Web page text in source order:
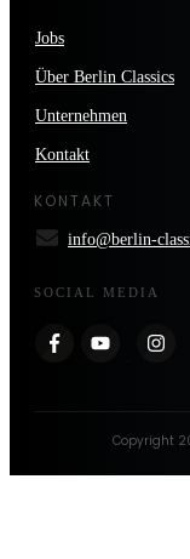
Jobs
Über Berlin Classics
Unternehmen
Kontakt
KONTAKT
info@berlin-
SOCIAL MEDIA
Copyright